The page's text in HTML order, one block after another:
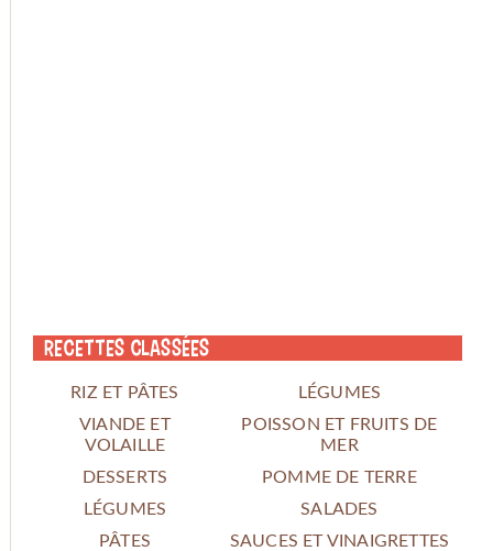
Recettes classées
RIZ ET PÂTES
LÉGUMES
VIANDE ET
VOLAILLE
POISSON ET FRUITS DE
MER
DESSERTS
POMME DE TERRE
LÉGUMES
SALADES
PÂTES
SAUCES ET VINAIGRETTES